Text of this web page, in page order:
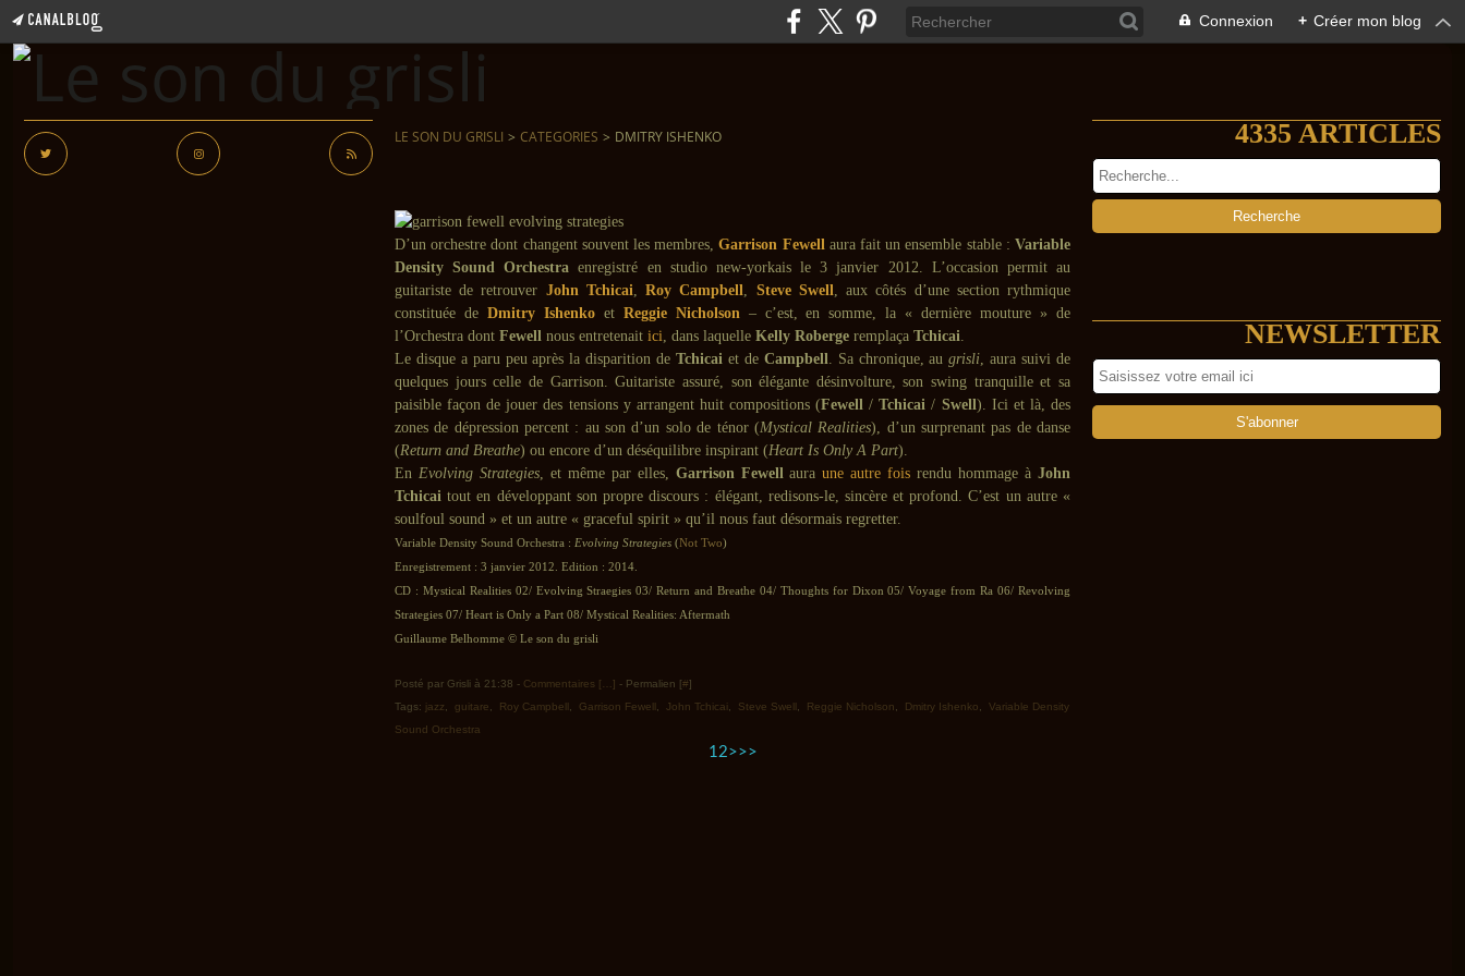
Connexion + Créer mon blog
LE SON DU GRISLI > CATEGORIES > DMITRY ISHENKO
D’un orchestre dont changent souvent les membres,Garrison Fewellaura fait un ensemble stable :Variable
Density Sound Orchestra enregistré en studio new-yorkais le 3 janvier 2012. L’occasion permit au
guitariste de retrouver John Tchicai,Roy Campbell, Steve Swell, aux côtés d’une section rythmique
constituée de Dmitry Ishenkoet Reggie Nicholson– c’est, en somme, la « dernière mouture » de
l’Orchestra dont Fewell nous entretenait ici, dans laquelle Kelly Roberge remplaça Tchicai.
Le disque a paru peu après la disparition deTchicai et de Campbell. Sa chronique, augrisli, aura suivi de
quelques jours celle de Garrison. Guitariste assuré, son élégante désinvolture, son swing tranquille et sa
paisible façon de jouer des tensions y arrangent huit compositions (Fewell /Tchicai / Swell). Ici et là, des
zones de dépression percent : au son d’un solo de ténor (Mystical Realities), d’un surprenant pas de danse
(Return and Breathe) ou encore d’un déséquilibre inspirant (Heart Is Only A Part).
En Evolving Strategies, et même par elles, Garrison Fewellauraune autre fois rendu hommage à John
Tchicai tout en développant son propre discours : élégant, redisons-le, sincère et profond. C’est un autre «
soulfoul sound » et un autre « graceful spirit » qu’il nous faut désormais regretter.
Variable Density Sound Orchestra : Evolving Strategies (Not Two)
Enregistrement : 3 janvier 2012. Edition : 2014.
CD : Mystical Realities 02/ Evolving Straegies 03/ Return and Breathe 04/ Thoughts for Dixon 05/ Voyage from Ra 06/ Revolving
Strategies 07/ Heart is Only a Part 08/ Mystical Realities: Aftermath
Guillaume Belhomme © Le son du grisli
Posté par Grisli à 21:38 - Commentaires [ ] - Permalien [#]
Tags: jazz guitare Roy Campbell Garrison Fewell John Tchicai Steve Swell Reggie Nicholson Dmitry Ishenko
Variable Density
Sound Orchestra
12>>>
4335 ARTICLES
NEWSLETTER